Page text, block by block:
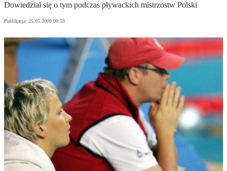
Dowiedział się o tym podczas pływackich mistrzostw Polski
Publikacja: 25.05.2009 00:59